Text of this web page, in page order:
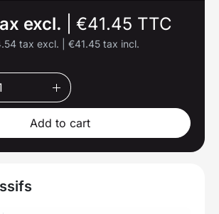
excl. €41.45 TTC
tax excl. €41.45 tax incl.
Add to cart